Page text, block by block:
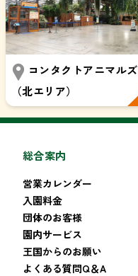
コンタクトアニマルズ
（北エリア）
総合案内
営業カレンダー
入園料金
団体のお客様
園内サービス
王国からのお願い
よくある質問Q＆A